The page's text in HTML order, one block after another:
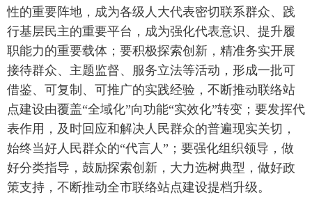
性的重要阵地，成为各级人大代表密切联系群众、践
行基层民主的重要平台，成为强化代表意识、提升履
职能力的重要载体；要积极探索创新，精准务实开展
接待群众、主题监督、服务立法等活动，形成一批可
借鉴、可复制、可推广的实践经验，不断推动联络站
点建设由覆盖“全域化”向功能“实效化”转变；要发挥代
表作用，及时回应和解决人民群众的普遍现实关切，
始终当好人民群众的“代言人”；要强化组织领导，做
好分类指导，鼓励探索创新，大力选树典型，做好政
策支持，不断推动全市联络站点建设提档升级。